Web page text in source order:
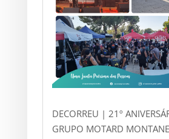
DECORREU | 21º
GRUPO MOTARD